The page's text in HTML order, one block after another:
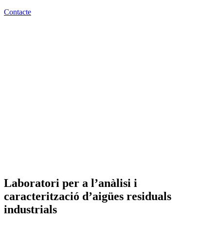
Contacte
Laboratori per a l’anàlisi i
caracterització d’aigües residuals
industrials